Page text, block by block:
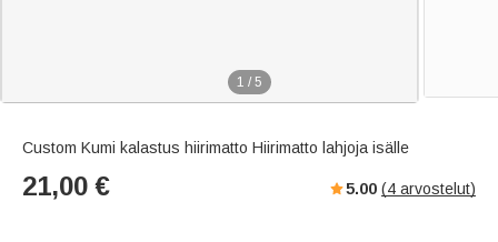
1 / 5
Custom Kumi kalastus hiirimatto Hiirimatto lahjoja isälle
21,00 € 5.00 (4 arvostelut)